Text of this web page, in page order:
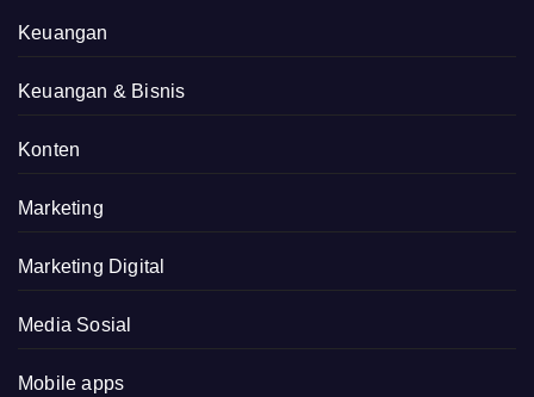
Keuangan
Keuangan & Bisnis
Konten
Marketing
Marketing Digital
Media Sosial
Mobile apps